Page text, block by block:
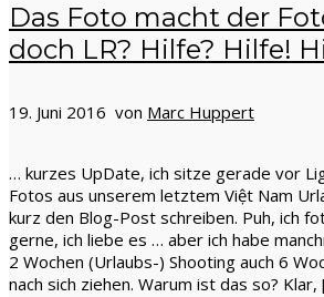
Das Foto macht der
doch LR? Hilfe? Hilfe!
19. Juni 2016 von Marc Huppert
… kurzes UpDate, ich sitze gerade vor
Fotos aus unserem letztem Việt Nam
kurz den Blog-Post schreiben. Puh, ich
gerne, ich liebe es … aber ich habe
2 Wochen (Urlaubs-) Shooting auch 6
nach sich ziehen. Warum ist das so?